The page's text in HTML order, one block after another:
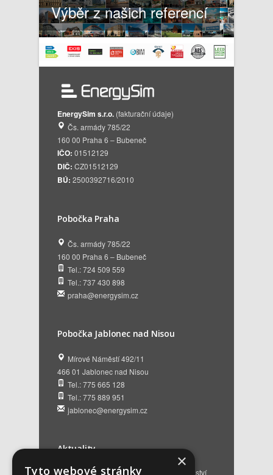
Výběr z našich referencí
EnergySim s.r.o. (fakturační údaje)
Čs. armády 785/22
160 00 Praha 6 – Bubeneč
IČO: 01512129
DIČ: CZ01512129
BÚ: 2500392716/2010
Pobočka Praha
Čs. armády 785/22
160 00 Praha 6 – Bubeneč
Tel.: 724 509 559
Tel.: 737 430 898
praha@energysim.cz
Pobočka Jablonec nad Nisou
Mírové Náměstí 492/11
466 01 Jablonec nad Nisou
Tel.: 775 665 128
Tel.: 775 889 951
jablonec@energysim.cz
Aktuality
Renovační pasy budov a dotační poradenství
×
Tyto webové stránky